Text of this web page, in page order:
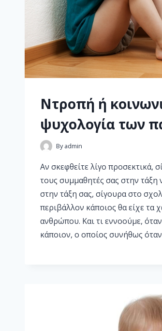
Ντροπή ή
ψυχολογία των
By admin
Αν σκεφθείτε λίγο προσεκτικά,
τους συμμαθητές σας στην τάξη
στην τάξη σας, σίγουρα στο
περιβάλλον κάποιος θα είχε τα
ανθρώπου. Και τι εννοούμε,
κάποιον, ο οποίος συνήθως